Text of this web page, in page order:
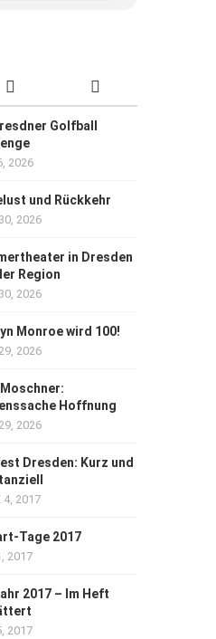
Golfball
2026
und Rückkehr
2026
in Dresden
Region
2026
Monroe wird 100!
2026
Moschner:
Hoffnung
2026
Dresden: Kurz und
4, 2017
Tage 2017
2017
2017 – Im Heft
2017